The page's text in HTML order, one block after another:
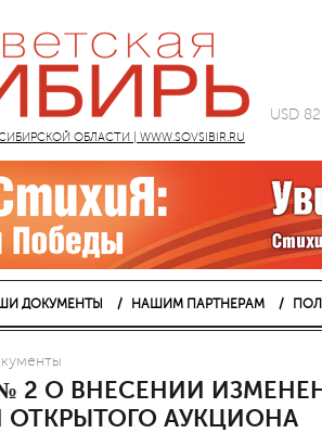
ОБЛАСТИ | WWW.SOVSIBIR.RU
USD
ДОКУМЕНТЫ НАШИМ ПАРТНЕРАМ
2 О ВНЕСЕНИИ
ОТКРЫТОГО АУКЦИОНА